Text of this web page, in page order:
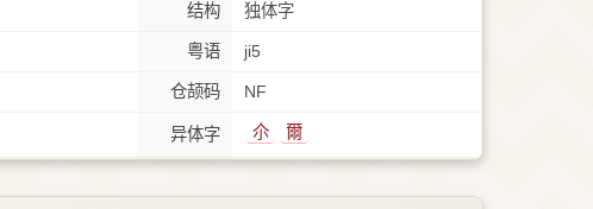
结构 独体字
粤语 ji5
仓颉码 NF
异体字 尒 爾